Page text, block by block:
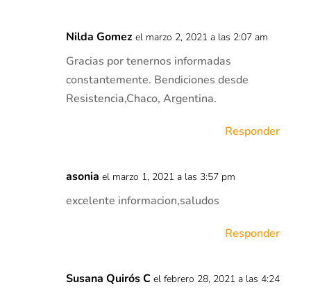
Nilda Gomez el marzo 2, 2021 a las 2:07 am
Gracias por tenernos informadas
constantemente. Bendiciones desde
Resistencia,Chaco, Argentina.
Responder
asonia el marzo 1, 2021 a las 3:57 pm
excelente informacion,saludos
Responder
Susana Quirós C el febrero 28, 2021 a las 4:24